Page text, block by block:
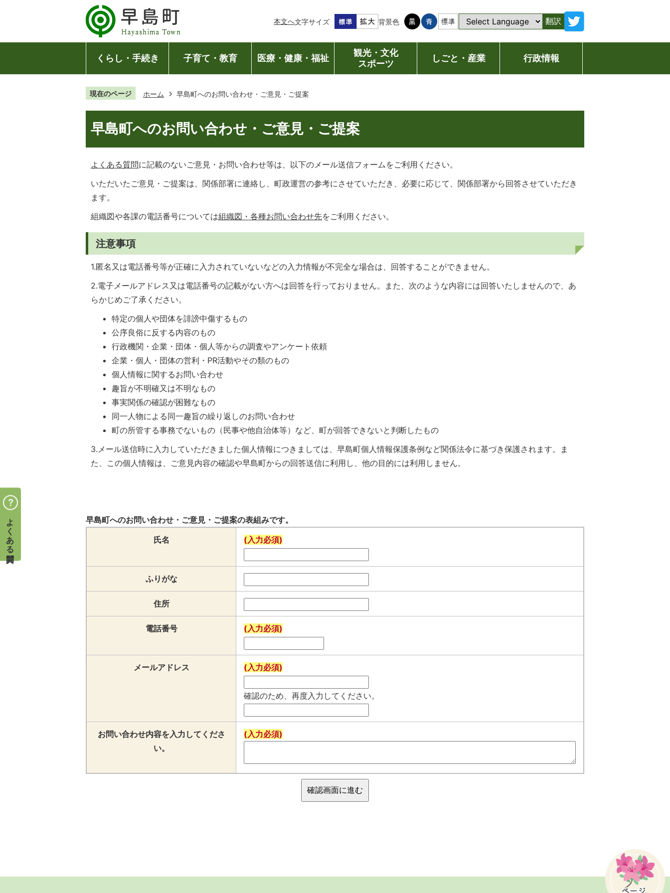
本文へ文字サイズ 背景色 翻訳
くらし・手続き 子育て・教育 医療・健康・福祉
観光・文化
スポーツ
しごと・産業 行政情報
現在のページ ホーム 早島町へのお問い合わせ・ご意見・ご提案
早島町へのお問い合わせ・ご意見・ご提案
よくある質問に記載のないご意見・お問い合わせ等は、以下のメール送信フォームをご利用ください。
いただいたご意見・ご提案は、関係部署に連絡し、町政運営の参考にさせていただき、必要に応じて、関係部署から回答させていただき
ます。
組織図や各課の電話番号については組織図・各種お問い合わせ先をご利用ください。
注意事項
1.匿名又は電話番号等が正確に入力されていないなどの入力情報が不完全な場合は、回答することができません。
2.電子メールアドレス又は電話番号の記載がない方へは回答を行っておりません。また、次のような内容には回答いたしませんので、あ
らかじめご了承ください。
特定の個人や団体を誹謗中傷するもの
公序良俗に反する内容のもの
行政機関・企業・団体・個人等からの調査やアンケート依頼
企業・個人・団体の営利・PR活動やその類のもの
個人情報に関するお問い合わせ
趣旨が不明確又は不明なもの
事実関係の確認が困難なもの
同一人物による同一趣旨の繰り返しのお問い合わせ
町の所管する事務でないもの（民事や他自治体等）など、町が回答できないと判断したもの
3.メール送信時に入力していただきました個人情報につきましては、早島町個人情報保護条例など関係法令に基づき保護されます。ま
た、この個人情報は、ご意見内容の確認や早島町からの回答送信に利用し、他の目的には利用しません。
早島町へのお問い合わせ・ご意見・ご提案の表組みです。
氏名
(入力必須)
ふりがな
住所
電話番号 (入力必須)
メールアドレス (入力必須)
確認のため、再度入力してください。
お問い合わせ内容を入力してくださ
い。
(入力必須)
よくある質問